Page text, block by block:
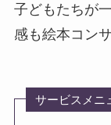
子どもたちが
感も絵本コン
サービスメニ